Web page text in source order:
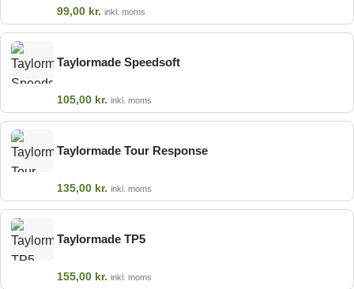
99,00 kr. inkl. moms
Taylormade Speedsoft
105,00 kr. inkl. moms
Taylormade Tour Response
135,00 kr. inkl. moms
Taylormade TP5
155,00 kr. inkl. moms